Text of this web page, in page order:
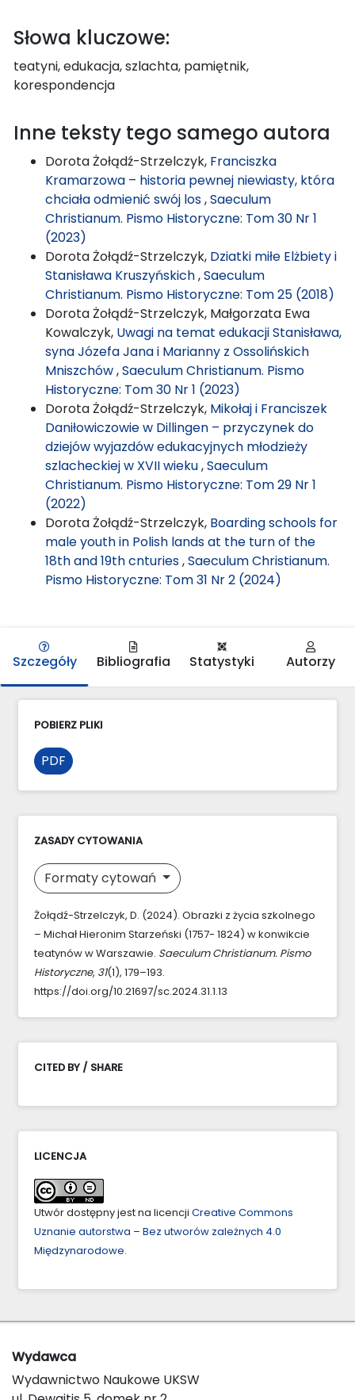
Słowa kluczowe:
teatyni, edukacja, szlachta, pamiętnik,
korespondencja
Inne teksty tego samego autora
Dorota Żołądź-Strzelczyk, Franciszka
Kramarzowa – historia pewnej niewiasty, która
chciała odmienić swój los,Saeculum
Christianum. Pismo Historyczne: Tom 30 Nr 1
(2023)
Dorota Żołądź-Strzelczyk, Dziatki miłe Elżbiety i
Stanisława Kruszyńskich,Saeculum
Christianum. Pismo Historyczne: Tom 25 (2018)
Dorota Żołądź-Strzelczyk, Małgorzata Ewa
Kowalczyk, Uwagi na temat edukacji Stanisława,
syna Józefa Jana i Marianny z Ossolińskich
Mniszchów,Saeculum Christianum. Pismo
Historyczne: Tom 30 Nr 1 (2023)
Dorota Żołądź-Strzelczyk, Mikołaj i Franciszek
Daniłowiczowie w Dillingen – przyczynek do
dziejów wyjazdów edukacyjnych młodzieży
szlacheckiej w XVII wieku,Saeculum
Christianum. Pismo Historyczne: Tom 29 Nr 1
(2022)
Dorota Żołądź-Strzelczyk, Boarding schools for
male youth in Polish lands at the turn of the
18th and 19th cnturies,Saeculum Christianum.
Pismo Historyczne: Tom 31 Nr 2 (2024)
Szczegóły Bibliografia Statystyki Autorzy
POBIERZ PLIKI
PDF
ZASADY CYTOWANIA
Formaty cytowań
Żołądź-Strzelczyk, D. (2024). Obrazki z życia szkolnego
– Michał Hieronim Starzeński (1757- 1824) w konwikcie
teatynów w Warszawie. Saeculum Christianum. Pismo
Historyczne, 31(1), 179–193.
https://doi.org/10.21697/sc.2024.31.1.13
CITED BY / SHARE
LICENCJA
Utwór dostępny jest na licencji Creative Commons
Uznanie autorstwa – Bez utworów zależnych 4.0
Międzynarodowe.
Wydawca
Wydawnictwo Naukowe UKSW